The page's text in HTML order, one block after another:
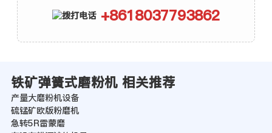
+8618037793862
铁矿弹簧式磨粉机 相关推荐
产量大磨粉机设备
硫锰矿欧版粉磨机
急转5R雷蒙磨